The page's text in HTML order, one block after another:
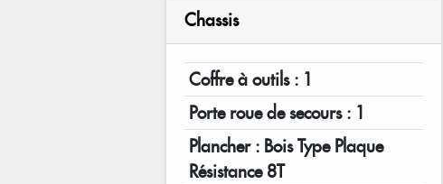
Chassis
Coffre à outils : 1
Porte roue de secours : 1
Plancher : Bois Type Plaque
Résistance 8T